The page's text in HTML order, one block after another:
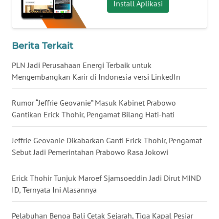
Install Aplikasi
Berita Terkait
PLN Jadi Perusahaan Energi Terbaik untuk
Mengembangkan Karir di Indonesia versi LinkedIn
Rumor “Jeffrie Geovanie” Masuk Kabinet Prabowo
Gantikan Erick Thohir, Pengamat Bilang Hati-hati
Jeffrie Geovanie Dikabarkan Ganti Erick Thohir, Pengamat
Sebut Jadi Pemerintahan Prabowo Rasa Jokowi
Erick Thohir Tunjuk Maroef Sjamsoeddin Jadi Dirut MIND
ID, Ternyata Ini Alasannya
Pelabuhan Benoa Bali Cetak Sejarah, Tiga Kapal Pesiar
WN
WN
SUMBAR
WN
WN